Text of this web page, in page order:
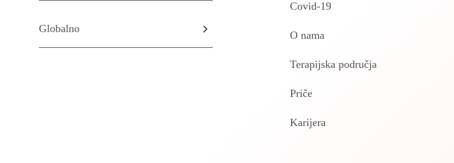
Globalno
Covid-19
O nama
Terapijska područja
Priče
Karijera